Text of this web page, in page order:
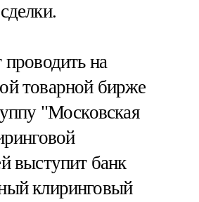
на
товарной бирже
"Московская
выступит банк
клиринговый